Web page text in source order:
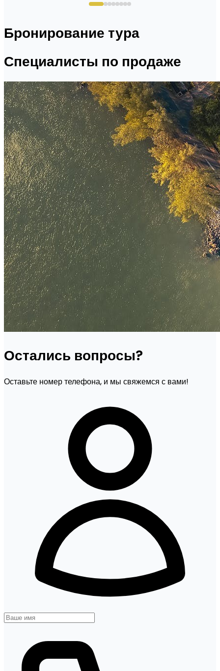
Бронирование тура
Специалисты по продаже
Остались вопросы?
Оставьте номер телефона, и мы свяжемся с вами!